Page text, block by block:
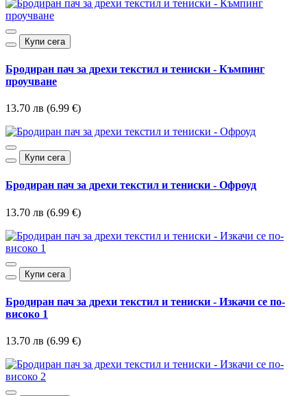
Купи сега
Бродиран пач за дрехи текстил и тениски - Къмпинг
проучване
13.70 лв (6.99 €)
Купи сега
Бродиран пач за дрехи текстил и тениски - Офроуд
13.70 лв (6.99 €)
Купи сега
Бродиран пач за дрехи текстил и тениски - Изкачи се по-
високо 1
13.70 лв (6.99 €)